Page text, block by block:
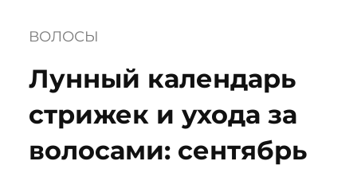
ВОЛОСЫ
Лунный календарь
стрижек и ухода за
волосами: сентябрь